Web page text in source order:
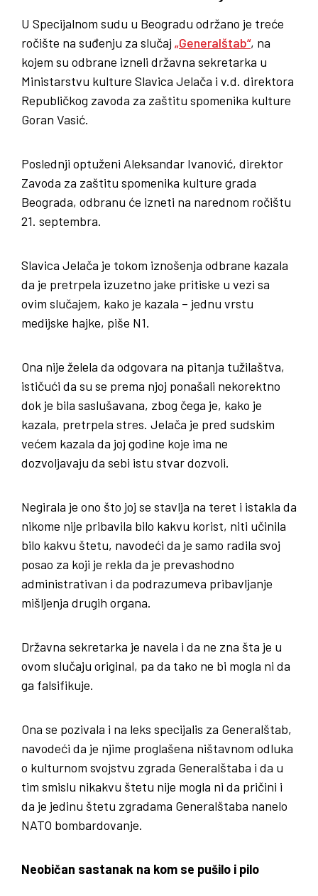
U Specijalnom sudu u Beogradu održano je treće
ročište na suđenju za slučaj „Generalštab“, na
kojem su odbrane izneli državna sekretarka u
Ministarstvu kulture Slavica Jelača i v.d. direktora
Republičkog zavoda za zaštitu spomenika kulture
Goran Vasić.
Poslednji optuženi Aleksandar Ivanović, direktor
Zavoda za zaštitu spomenika kulture grada
Beograda, odbranu će izneti na narednom ročištu
21. septembra.
Slavica Jelača je tokom iznošenja odbrane kazala
da je pretrpela izuzetno jake pritiske u vezi sa
ovim slučajem, kako je kazala – jednu vrstu
medijske hajke, piše N1.
Ona nije želela da odgovara na pitanja tužilaštva,
ističući da su se prema njoj ponašali nekorektno
dok je bila saslušavana, zbog čega je, kako je
kazala, pretrpela stres. Jelača je pred sudskim
većem kazala da joj godine koje ima ne
dozvoljavaju da sebi istu stvar dozvoli.
Negirala je ono što joj se stavlja na teret i istakla da
nikome nije pribavila bilo kakvu korist, niti učinila
bilo kakvu štetu, navodeći da je samo radila svoj
posao za koji je rekla da je prevashodno
administrativan i da podrazumeva pribavljanje
mišljenja drugih organa.
Državna sekretarka je navela i da ne zna šta je u
ovom slučaju original, pa da tako ne bi mogla ni da
ga falsifikuje.
Ona se pozivala i na leks specijalis za Generalštab,
navodeći da je njime proglašena ništavnom odluka
o kulturnom svojstvu zgrada Generalštaba i da u
tim smislu nikakvu štetu nije mogla ni da pričini i
da je jedinu štetu zgradama Generalštaba nanelo
NATO bombardovanje.
Neobičan sastanak na kom se pušilo i pilo